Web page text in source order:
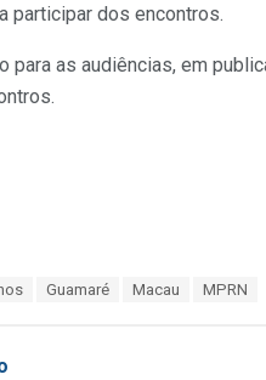
participar dos encontros.
para as audiências, em
Guamaré Macau MPRN